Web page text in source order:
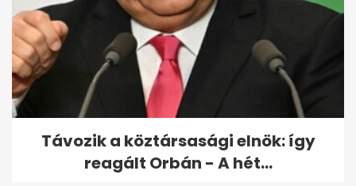
Távozik a köztársasági elnök: így
reagált Orbán - A hét...